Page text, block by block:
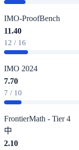
IMO-ProofBench
11.40
12 / 16
IMO 2024
7.70
7 / 10
FrontierMath - Tier 4
中
2.10